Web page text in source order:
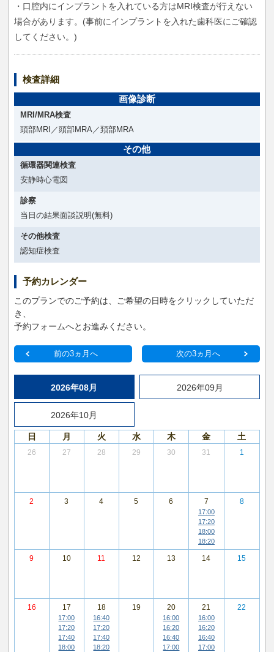
・口腔内にインプラントを入れている方はMRI検査が行えない
場合があります。(事前にインプラントを入れた歯科医にご確認
してください。)
検査詳細
画像診断
MRI/MRA検査
頭部MRI／頭部MRA／頚部MRA
その他
循環器関連検査
安静時心電図
診察
当日の結果面談説明(無料)
その他検査
認知症検査
予約カレンダー
このプランでのご予約は、ご希望の日時をクリックしていただ
き、
予約フォームへとお進みください。
前の3ヵ月へ 次の3ヵ月へ
2026年08月 2026年09月
2026年10月
日 月 火 水 木 金 土
26 27 28 29 30 31 1
2 3 4 5 6 7
17:00
17:20
18:00
18:20
8
9 10 11 12 13 14 15
16 17
17:00
17:20
17:40
18:00
18
16:40
17:20
17:40
18:20
19 20
16:00
16:20
16:40
17:00
21
16:00
16:20
16:40
17:00
22